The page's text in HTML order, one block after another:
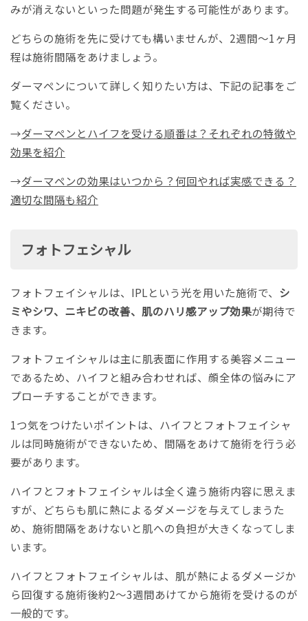
みが消えないといった問題が発生する可能性があります。
どちらの施術を先に受けても構いませんが、2週間〜1ヶ月
程は施術間隔をあけましょう。
ダーマペンについて詳しく知りたい方は、下記の記事をご
覧ください。
→ダーマペンとハイフを受ける順番は？それぞれの特徴や
効果を紹介
→ダーマペンの効果はいつから？何回やれば実感できる？
適切な間隔も紹介
フォトフェシャル
フォトフェイシャルは、IPLという光を用いた施術で、 シ
ミやシワ、ニキビの改善、肌のハリ感アップ効果が期待で
きます。
フォトフェイシャルは主に肌表面に作用する美容メニュー
であるため、ハイフと組み合わせれば、顔全体の悩みにア
プローチすることができます。
1つ気をつけたいポイントは、ハイフとフォトフェイシャ
ルは同時施術ができないため、間隔をあけて施術を行う必
要があります。
ハイフとフォトフェイシャルは全く違う施術内容に思えま
すが、どちらも肌に熱によるダメージを与えてしまうた
め、施術間隔をあけないと肌への負担が大きくなってしま
います。
ハイフとフォトフェイシャルは、肌が熱によるダメージか
ら回復する施術後約2〜3週間あけてから施術を受けるのが
一般的です。